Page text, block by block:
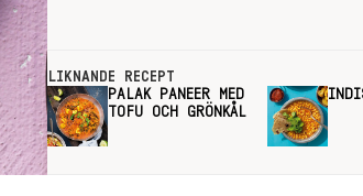
LIKNANDE RECEPT
PALAK PANEER MED
TOFU OCH GRÖNKÅL